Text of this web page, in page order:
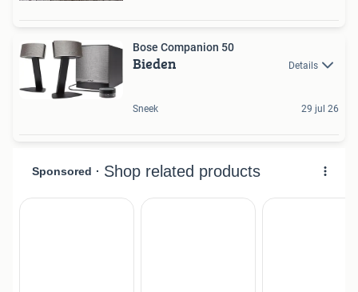
Bose Companion 50
Bieden Details
Sneek 29 jul 26